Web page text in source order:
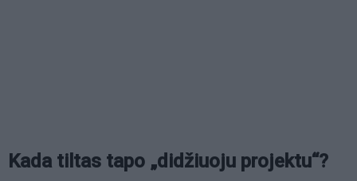
Kada tiltas tapo „didžiuoju projektu“?